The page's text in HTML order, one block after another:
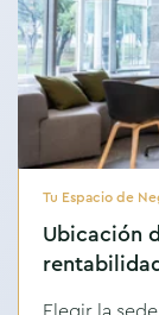
Tu Espacio de
Ubicación